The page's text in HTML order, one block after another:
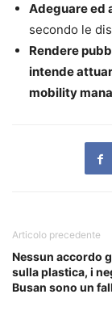
Adeguare ed
secondo le
Rendere
intende
mobility
Articolo precedente
Nessun accordo
sulla plastica, i
Busan sono un